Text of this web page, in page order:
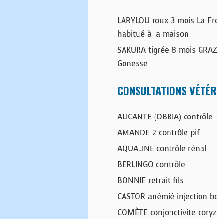
LARYLOU roux 3 mois La
habitué à la maison
SAKURA tigrée 8 mois
Gonesse
CONSULTATIONS
ALICANTE (OBBIA) contrôle
AMANDE 2 contrôle pif
AQUALINE contrôle rénal
BERLINGO contrôle
BONNIE retrait fils
CASTOR anémié injection
COMÈTE conjonctivite